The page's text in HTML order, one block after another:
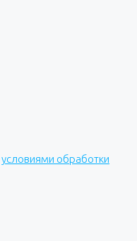
условиями обработки